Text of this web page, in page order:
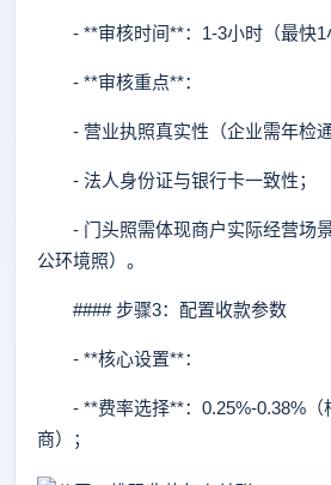
- **审核时间**：1-3小时（最快1
- **审核重点**：
- 营业执照真实性（企业需年检通
- 法人身份证与银行卡一致性；
- 门头照需体现商户实际经营场
公环境照）。
#### 步骤3：配置收款参数
- **核心设置**：
- **费率选择**：0.25%-0.38%（
商）；